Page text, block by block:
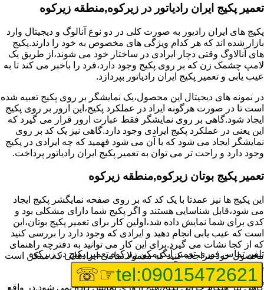
تعمیر پکیج ایران رادیاتور در زیرکوه,منطقه زیرکوه
پکیج های ایران رادیور به صورت کلی در دو نوع آنالوگ و دیجیتال وارد
بازار شده اند که هر کدام ویژگی های مخصوص به خود را دارند.پکیج
های آنالاوگ وقتی دچار ایرادی در ساختار خود می شوند،از طریق یک
لامپ چشمک زن که بر روی پکیج وجود دارد،فرد را باخبر می کند تا به
عیب یابی و تعمیر پکیج ایران رادیاتور بپردازد.
در نمونه های دیجیتال این محصول،یک نمایشگر بر روی پکیج تعبیه شده
است تا در صورت هرگونه ایراد در عملکرد پکیج،این ارور بر روی پکیج
ایجاد شود.گاهی بر روی نمایشگر فقط عبارت ارور قرار می گیرد که
این یعنی در عملکرد پکیج ایرادی وجود دارد.گاهی نیز یک کد بر روی
نمایشگر ایجاد می شود که با آن می شود فهمید که چه ایرادی در پکیج
وجود دارد و راحت تر می توان به تعمیر پکیج ایران رادیاتور پرداخت.
تعمیر پکیج بوتان زیرکوه,منطقه زیرکوه
این پکیج ها نیز عمدتا با یک کد که بر روی صفحه نمایگشر پکیج ایجاد
می شود،قابل شناسایی هستند و اگر پکیج شما دارای مشکلی بود و
کدی برای شما نمایش داده شد،اولین کار برای تعمیر پکیج بوتان،این
است که عیب یابی انجام دهید و ایرادی که وجود دارد را بررسی کنید
که از کجا نشات می گیرد.برای این کار می توانید به دفترچه راهنمای
محصول خود مراجعه کنید که معمولا تمامی ایرادهایی که ممکن است
برای پکیج پیش بیاید در آن قرار گرفته است.
گاهی نیز هنگام خرابی پکیج،هیچ اروری نمایش داده نمی شود.در واقع
تلفن تماس فوریتعمیر آبگرمکن زیرکوه,تعمیر پکیج در زیرکوه
tel:09015472621
☞☏